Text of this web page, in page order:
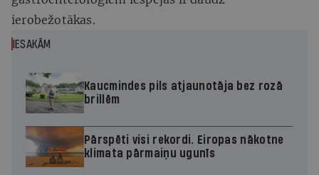
ierobežotākas.
IESAKĀM
Kaucmindes pils atjaunotāja bez rozā
brillēm
Pārspēti visi rekordi. Eiropas nākotne
klimata pārmaiņu ugunīs